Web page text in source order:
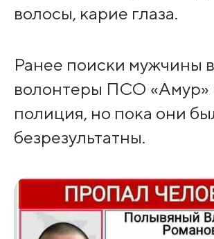
волосы, карие глаза.
Ранее поиски мужчины
волонтеры ПСО «Амур»
полиция, но пока они
безрезультатны.